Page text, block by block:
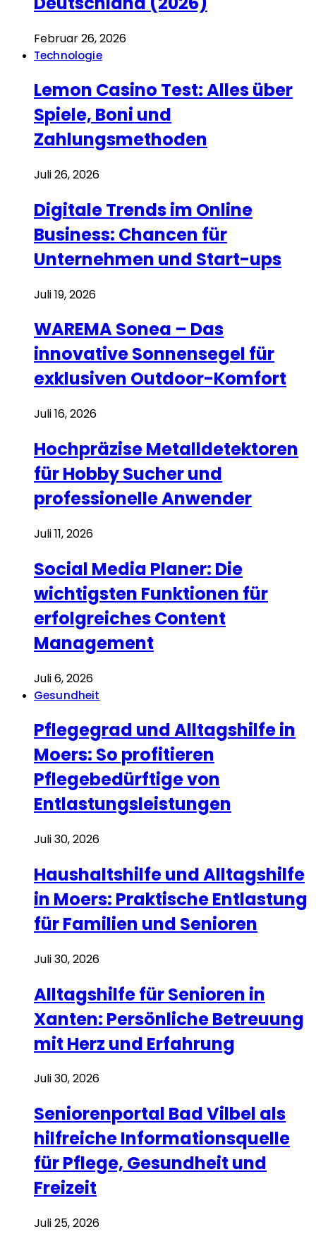
Februar 26, 2026
Technologie
Lemon Casino Test: Alles über
Spiele, Boni und
Zahlungsmethoden
Juli 26, 2026
Digitale Trends im Online
Business: Chancen für
Unternehmen und Start-ups
Juli 19, 2026
WAREMA Sonea – Das
innovative Sonnensegel für
exklusiven Outdoor-Komfort
Juli 16, 2026
Hochpräzise Metalldetektoren
für Hobby Sucher und
professionelle Anwender
Juli 11, 2026
Social Media Planer: Die
wichtigsten Funktionen für
erfolgreiches Content
Management
Juli 6, 2026
Gesundheit
Pflegegrad und Alltagshilfe in
Moers: So profitieren
Pflegebedürftige von
Entlastungsleistungen
Juli 30, 2026
Haushaltshilfe und Alltagshilfe
in Moers: Praktische Entlastung
für Familien und Senioren
Juli 30, 2026
Alltagshilfe für Senioren in
Xanten: Persönliche Betreuung
mit Herz und Erfahrung
Juli 30, 2026
Seniorenportal Bad Vilbel als
hilfreiche Informationsquelle
für Pflege, Gesundheit und
Freizeit
Juli 25, 2026